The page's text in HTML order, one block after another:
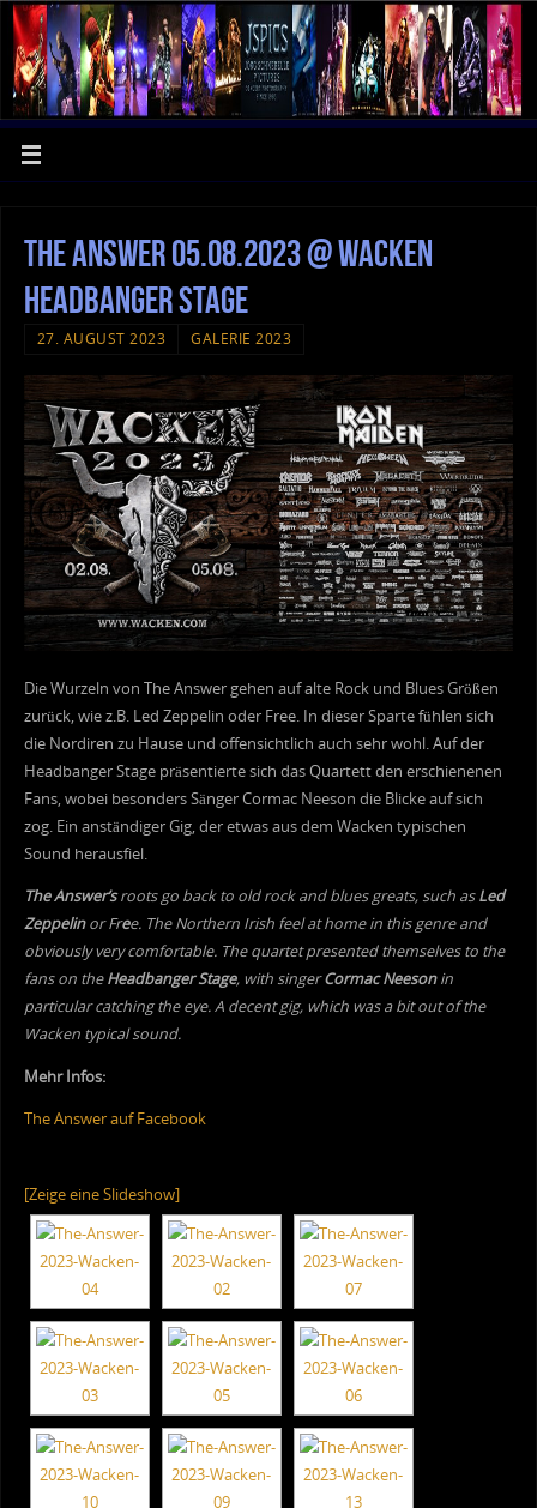
The Answer 05.08.2023 @ Wacken
Headbanger Stage
27. AUGUST 2023 GALERIE 2023
Die Wurzeln von The Answer gehen auf alte Rock und Blues Größen
zurück, wie z.B. Led Zeppelin oder Free. In dieser Sparte fühlen sich
die Nordiren zu Hause und offensichtlich auch sehr wohl. Auf der
Headbanger Stage präsentierte sich das Quartett den erschienenen
Fans, wobei besonders Sänger Cormac Neeson die Blicke auf sich
zog. Ein anständiger Gig, der etwas aus dem Wacken typischen
Sound herausfiel.
The Answer’sroots go back to old rock and blues greats, such asLed
Zeppelinor Free. The Northern Irish feel at home in this genre and
obviously very comfortable. The quartet presented themselves to the
fans on theHeadbanger Stage, with singerCormac Neesonin
particular catching the eye. A decent gig, which was a bit out of the
Wacken typical sound.
Mehr Infos:
The Answer auf Facebook
[Zeige eine Slideshow]